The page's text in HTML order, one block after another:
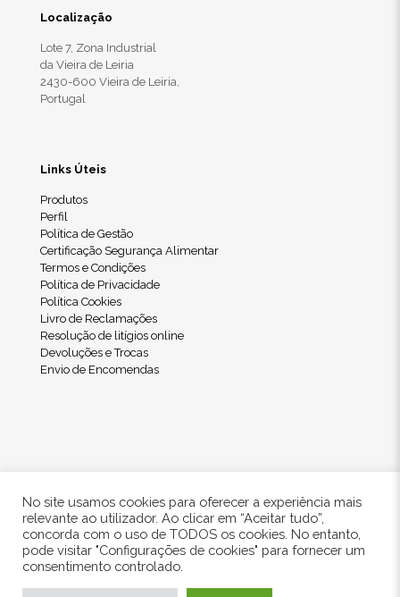
Localização
Lote 7, Zona Industrial
da Vieira de Leiria
2430-600 Vieira de Leiria,
Portugal
Links Úteis
Produtos
Perfil
Política de Gestão
Certificação Segurança Alimentar
Termos e Condições
Política de Privacidade
Política Cookies
Livro de Reclamações
Resolução de litígios online
Devoluções e Trocas
Envio de Encomendas
© 2024 Freshwood. All Rights Reserved.
No site usamos cookies para oferecer a experiência mais
relevante ao utilizador. Ao clicar em “Aceitar tudo”,
concorda com o uso de TODOS os cookies. No entanto,
pode visitar "Configurações de cookies" para fornecer um
consentimento controlado.